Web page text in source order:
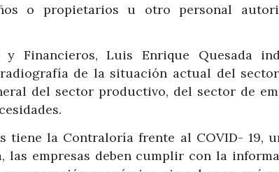
o propietarios u otro personal
Financieros, Luis Enrique Quesada
de la situación actual del
del sector productivo, del sector de
tiene la Contraloría frente al COVID- 19,
las empresas deben cumplir con la